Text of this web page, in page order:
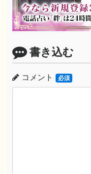
書き込む
コメント 必須